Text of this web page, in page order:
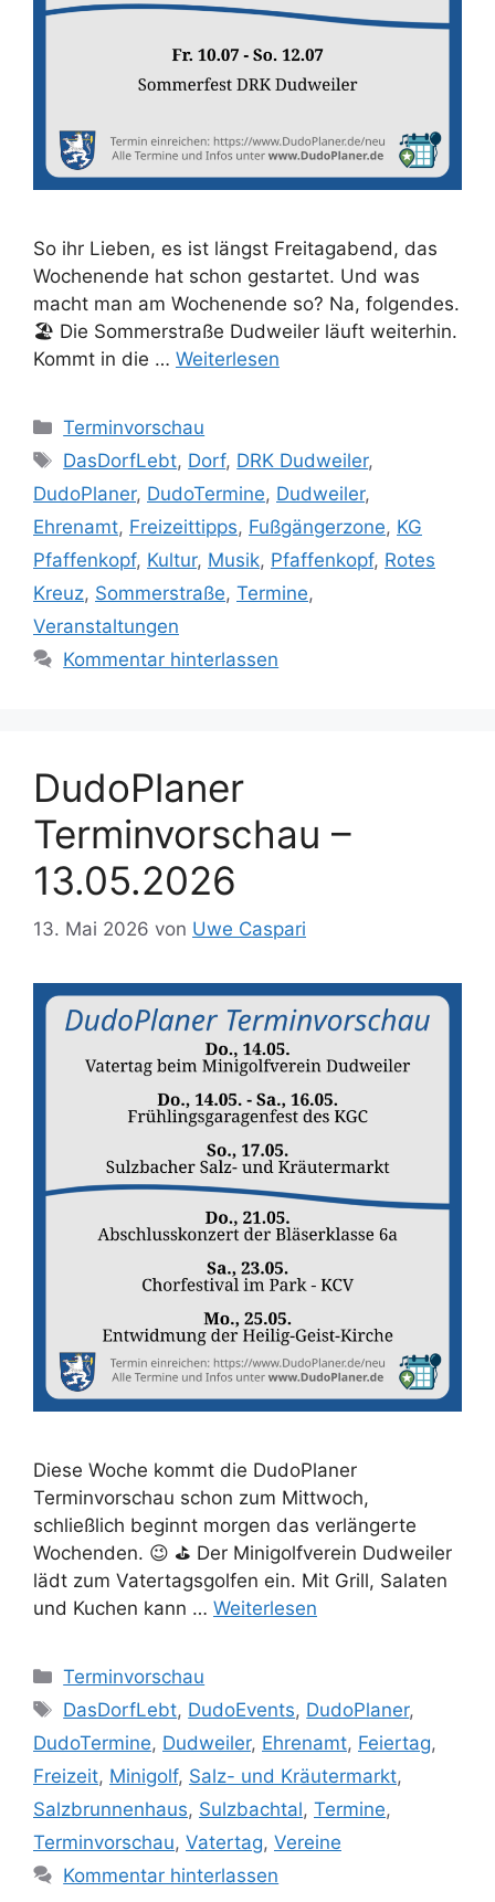
So ihr Lieben, es ist längst Freitagabend, das
Wochenende hat schon gestartet. Und was
macht man am Wochenende so? Na, folgendes.
🏖️ Die Sommerstraße Dudweiler läuft weiterhin.
Kommt in die … Weiterlesen
Kategorien
Terminvorschau
Schlagwörter
DasDorfLebt, Dorf, DRK Dudweiler,
DudoPlaner, DudoTermine, Dudweiler,
Ehrenamt, Freizeittipps, Fußgängerzone, KG
Pfaffenkopf, Kultur, Musik, Pfaffenkopf, Rotes
Kreuz, Sommerstraße, Termine,
Veranstaltungen
Kommentar hinterlassen
DudoPlaner
Terminvorschau –
13.05.2026
13. Mai 2026 von Uwe Caspari
Diese Woche kommt die DudoPlaner
Terminvorschau schon zum Mittwoch,
schließlich beginnt morgen das verlängerte
Wochenden. 😉 ⛳ Der Minigolfverein Dudweiler
lädt zum Vatertagsgolfen ein. Mit Grill, Salaten
und Kuchen kann … Weiterlesen
Kategorien
Terminvorschau
Schlagwörter
DasDorfLebt, DudoEvents, DudoPlaner,
DudoTermine, Dudweiler, Ehrenamt, Feiertag,
Freizeit, Minigolf, Salz- und Kräutermarkt,
Salzbrunnenhaus, Sulzbachtal, Termine,
Terminvorschau, Vatertag, Vereine
Kommentar hinterlassen